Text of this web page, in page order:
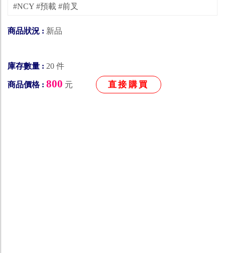
#NCY #預載 #前叉
商品狀況 : 新品
庫存數量 : 20 件
商品價格 : 800 元 直接購買